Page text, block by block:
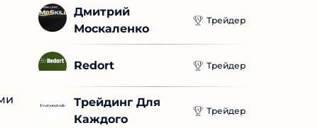
Дмитрий
Москаленко
Трейдер
Redort Трейдер
Трейдинг Для
Каждого
Трейдер